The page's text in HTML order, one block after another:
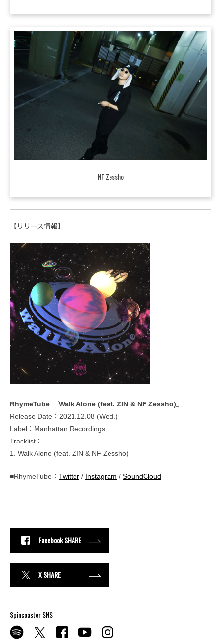
NF Zessho
【リリース情報】
RhymeTube 『Walk Alone (feat. ZIN & NF Zessho)』
Release Date：2021.12.08 (Wed.)
Label：Manhattan Recordings
Tracklist：
1. Walk Alone (feat. ZIN & NF Zessho)
■RhymeTube： Twitter / Instagram / SoundCloud
Facebook SHARE
X SHARE
Spincoaster SNS